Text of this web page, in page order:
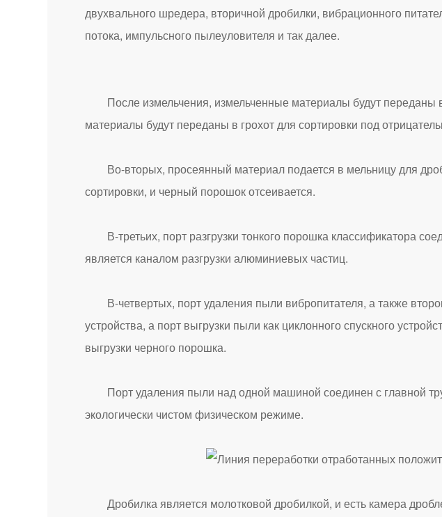
двухвального шредера, вторичной дробилки, вибрационного
потока, импульсного пылеуловителя и так далее.
После измельчения, измельченные материалы будут переданы
материалы будут переданы в грохот для сортировки под
Во-вторых, просеянный материал подается в мельницу для
сортировки, и черный порошок отсеивается.
В-третьих, порт разгрузки тонкого порошка классификатора
является каналом разгрузки алюминиевых частиц.
В-четвертых, порт удаления пыли вибропитателя, а также
устройства, а порт выгрузки пыли как циклонного спускного
выгрузки черного порошка.
Порт удаления пыли над одной машиной соединен с главной
экологически чистом физическом режиме.
Дробилка является молотковой дробилкой, и есть камера